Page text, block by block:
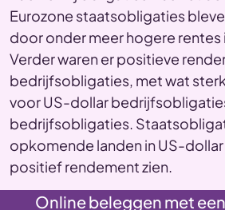
Eurozone staatsobligaties
door onder meer hogere rentes
Verder waren er positieve
bedrijfsobligaties, met wat
voor US-dollar
bedrijfsobligaties.
opkomende landen in US-
positief rendement zien.
Online beleggen met